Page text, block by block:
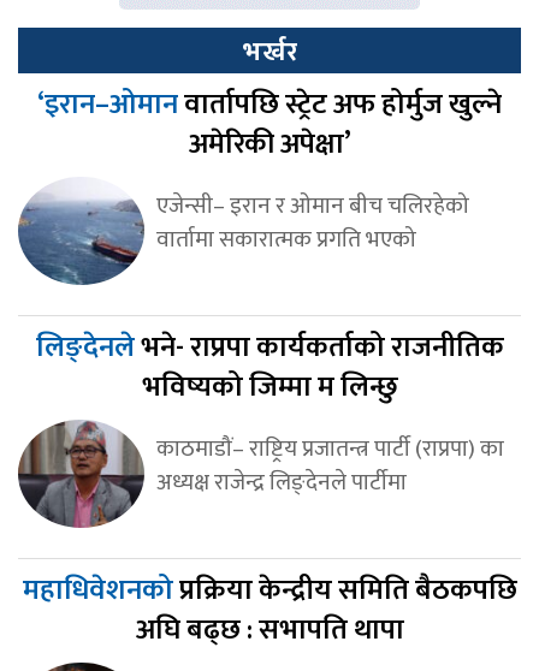
भर्खर
‘इरान–ओमानवार्तापछि स्ट्रेट अफ होर्मुज खुल्ने
अमेरिकी अपेक्षा’
एजेन्सी– इरान र ओमान बीच चलिरहेको
वार्तामा सकारात्मक प्रगति भएको
लिङ्देनलेभने- राप्रपा कार्यकर्ताको राजनीतिक
भविष्यको जिम्मा म लिन्छु
काठमाडौं– राष्ट्रिय प्रजातन्त्र पार्टी (राप्रपा) का
अध्यक्ष राजेन्द्र लिङ्देनले पार्टीमा
महाधिवेशनकोप्रक्रिया केन्द्रीय समिति बैठकपछि
अघि बढ्छ : सभापति थापा